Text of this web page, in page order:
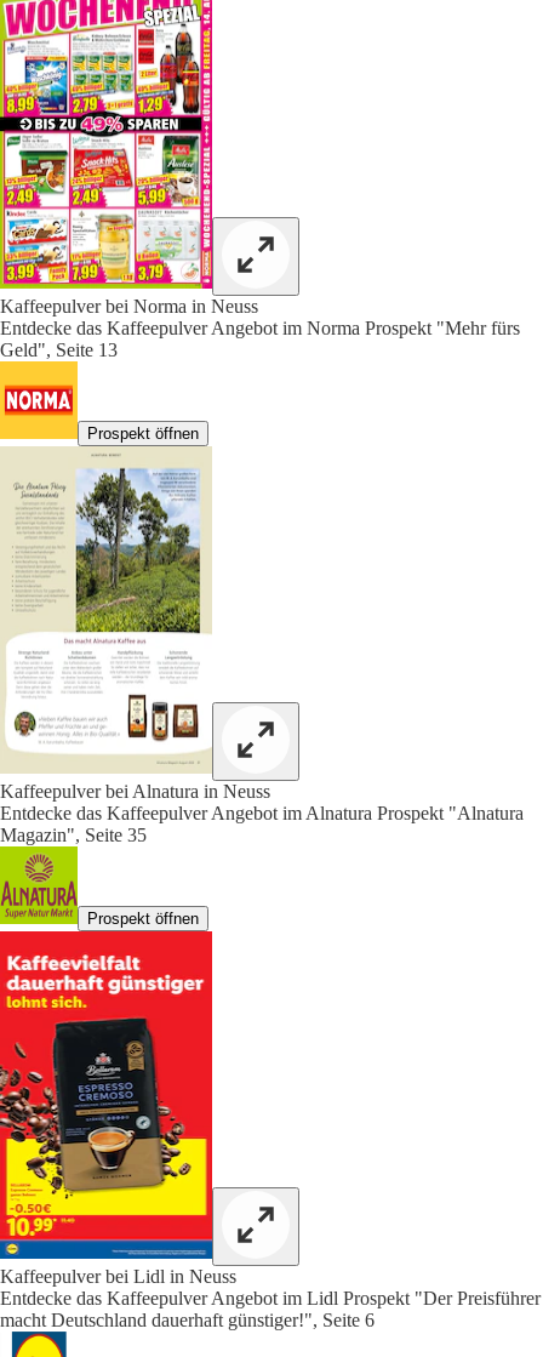
Kaffeepulver bei Norma in Neuss
Entdecke das Kaffeepulver Angebot im Norma Prospekt "Mehr fürs
Geld", Seite 13
Prospekt öffnen
Kaffeepulver bei Alnatura in Neuss
Entdecke das Kaffeepulver Angebot im Alnatura Prospekt "Alnatura
Magazin", Seite 35
Prospekt öffnen
Kaffeepulver bei Lidl in Neuss
Entdecke das Kaffeepulver Angebot im Lidl Prospekt "Der Preisführer
macht Deutschland dauerhaft günstiger!", Seite 6